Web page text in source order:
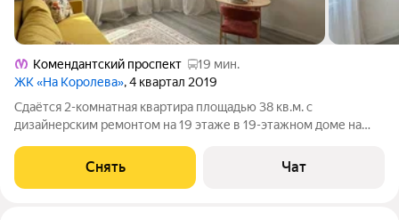
Комендантский проспект
19 мин.
ЖК «На Королева», 4 квартал 2019
Сдаётся 2-комнатная квартира площадью 38 кв.м. с
дизайнерским ремонтом на 19 этаже в 19-этажном доме на
Стиральная машина Холодильник Посудомоечная машина
Снять Чат